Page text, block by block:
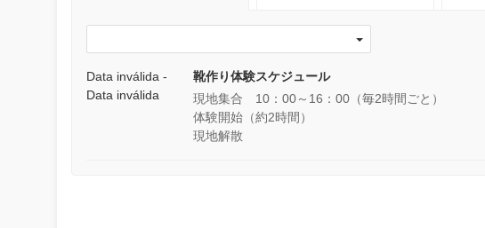
Data inválida -
Data inválida
靴作り体験スケジュール
現地集合 10：00～16：00（毎2時間ごと）
体験開始（約2時間）
現地解散